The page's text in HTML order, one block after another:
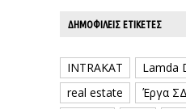
ΔΗΜΟΦΙΛΕΊΣ ΕΤΙΚΈΤΕΣ
INTRAKAT
Lamda
real estate
Έργα